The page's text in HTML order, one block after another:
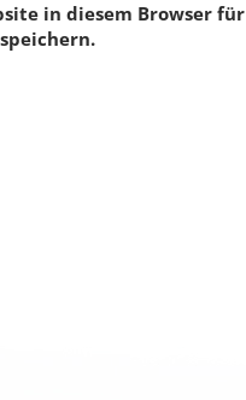
in diesem Browser für